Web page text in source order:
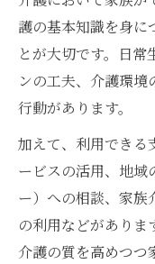
護の基本知識を身に
とが大切です。日常
ンの工夫、介護環
行動があります。
加えて、利用できる
ービスの活用、地域
ー）への相談、家族
の利用などがありま
介護の質を高めつつ